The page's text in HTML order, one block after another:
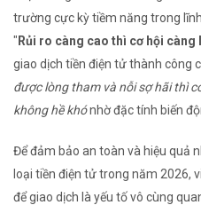
trường cực kỳ tiềm năng trong
" Rủi ro càng cao thì cơ hội càng
giao dịch tiền điện tử thành công
được lòng tham và nỗi sợ hãi thì
không hề khónhờ đặc tính biến
Để đảm bảo an toàn và hiệu quả
loại tiền điện tử trong năm 2026,
để giao dịch là yếu tố vô cùng